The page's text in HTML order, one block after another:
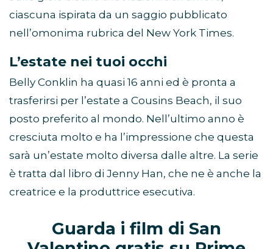
ciascuna ispirata da un saggio pubblicato
nell’omonima rubrica del New York Times.
L’estate nei tuoi occhi
Belly Conklin ha quasi 16 anni ed è pronta a
trasferirsi per l’estate a Cousins Beach, il suo
posto preferito al mondo. Nell’ultimo anno è
cresciuta molto e ha l’impressione che questa
sarà un’estate molto diversa dalle altre. La serie
è tratta dal libro di Jenny Han, che ne è anche la
creatrice e la produttrice esecutiva.
Guarda i film di San